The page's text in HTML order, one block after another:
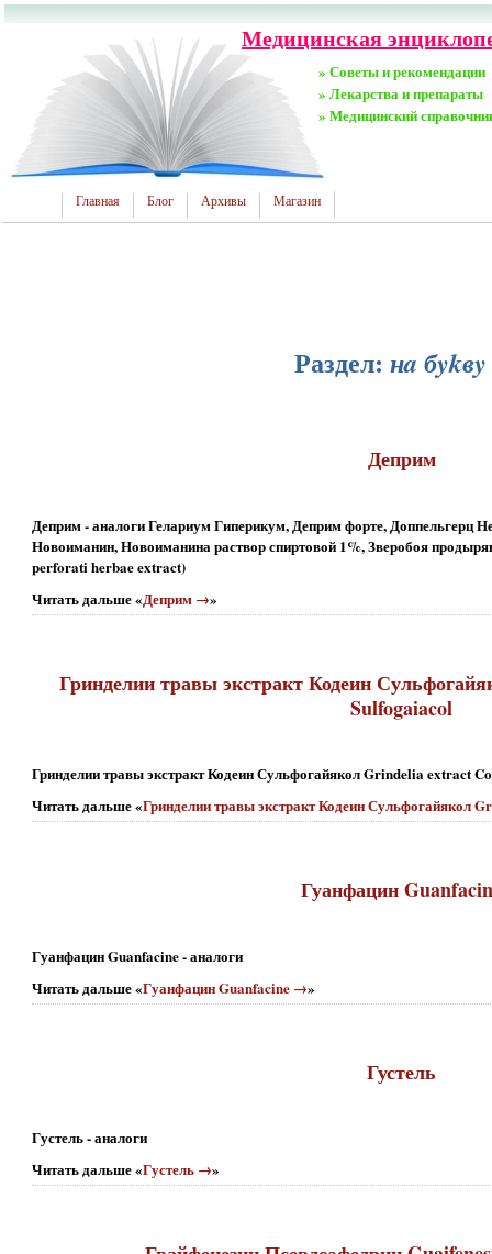
Медицинская
» Советы и рекомендации
» Лекарства и препараты
» Медицинский
Главная Блог Архивы Магазин
Раздел: нa
Деприм
Деприм - аналоги Гелариум Гиперикум, Деприм форте, Доппельгерц
Новоиманин, Новоиманина раствор спиртовой 1%, Зверобоя
perforati herbae extract)
Читать дальше «Деприм →»
Гринделии травы экстракт Кодеин
Sulfogaiacol
Гринделии травы экстракт Кодеин Сульфогайякол Grindelia extract
Читать дальше «Гринделии травы экстракт Кодеин Сульфогайякол
Гуанфацин
Гуанфацин Guanfacine - аналоги
Читать дальше «Гуанфацин Guanfacine →»
Густель
Густель - аналоги
Читать дальше «Густель →»